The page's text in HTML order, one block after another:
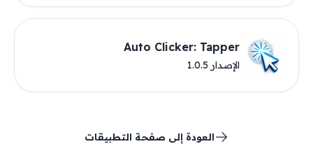
Auto Clicker: Tapper
الإصدار 1.0.5
العودة إلى صفحة التطبيقات